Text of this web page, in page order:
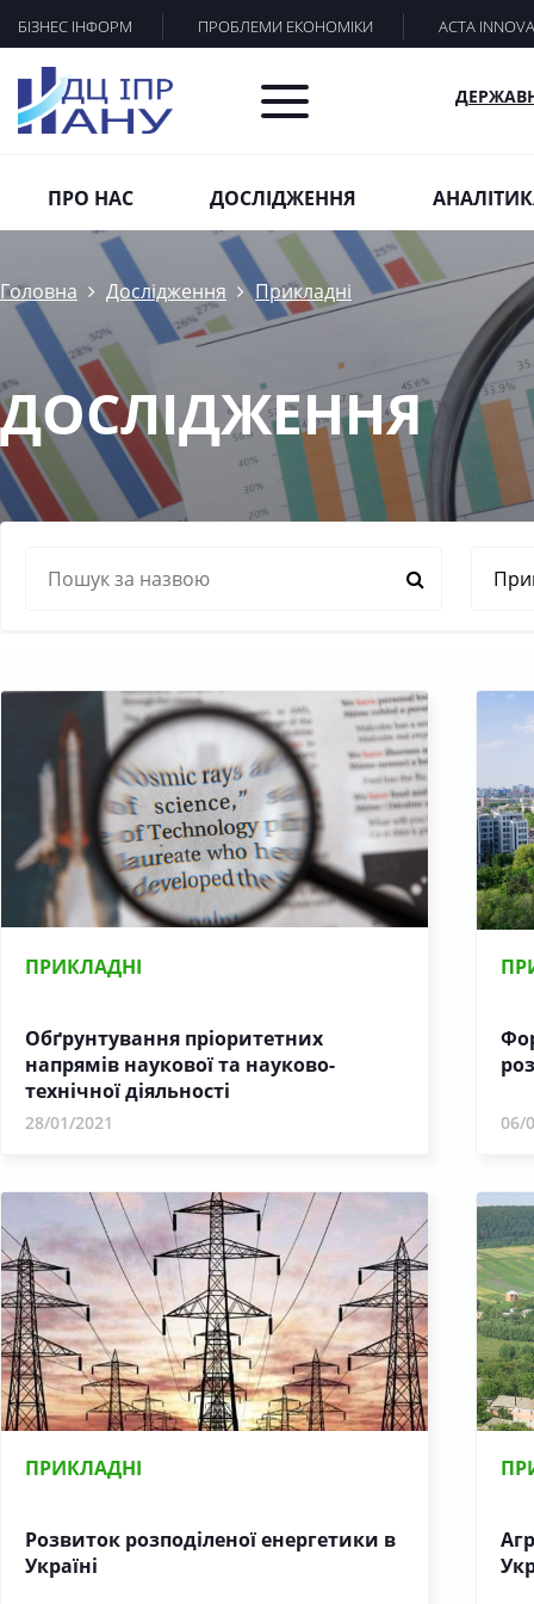
БІЗНЕС ІНФОРМ ПРОБЛЕМИ ЕКОНОМІКИ ACTA
ПРО НАС ДОСЛІДЖЕННЯ
Головна Дослідження Прикладні
ДОСЛІДЖЕННЯ
ПРИКЛАДНІ
Обґрунтування пріоритетних
напрямів наукової та науково-
технічної діяльності
28/01/2021 06/
ПРИКЛАДНІ
Розвиток розподіленої енергетики в
Україні